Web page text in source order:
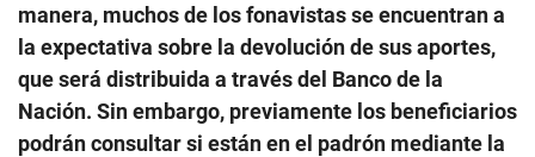
manera, muchos de los fonavistas se encuentran a
la expectativa sobre la devolución de sus aportes,
que será distribuida a través del Banco de la
Nación. Sin embargo, previamente los beneficiarios
podrán consultar si están en el padrón mediante la